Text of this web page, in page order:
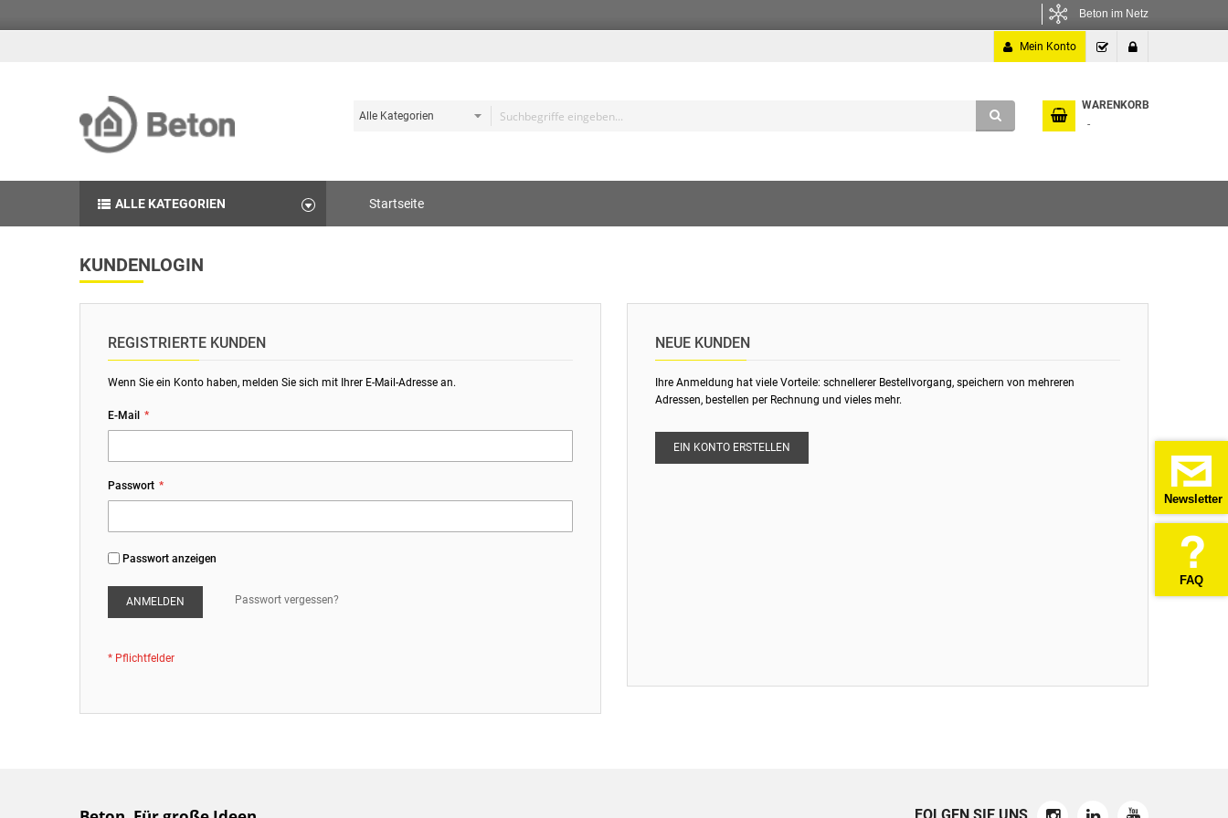
Beton im Netz
Mein Konto Kasse
Betonshops
WARENKORB
ALLE KATEGORIEN Startseite
Newsletter
FAQ
KUNDENLOGIN
REGISTRIERTE KUNDEN
Wenn Sie ein Konto haben, melden Sie sich mit Ihrer E-Mail-Adresse an.
E-Mail
Passwort
Passwort anzeigen
ANMELDEN Passwort vergessen?
NEUE KUNDEN
Ihre Anmeldung hat viele Vorteile: schnellerer Bestellvorgang, speichern von mehreren
Adressen, bestellen per Rechnung und vieles mehr.
EIN KONTO ERSTELLEN
FOLGEN SIE UNS